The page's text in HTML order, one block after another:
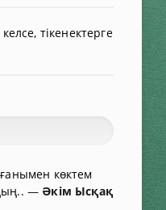
тікенектерге
көктем
— Әкім Ысқақ